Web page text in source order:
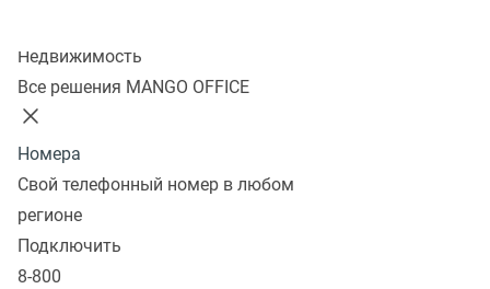
Недвижимость
Все решения MANGO OFFICE
Номера
Свой телефонный номер в любом
регионе
Подключить
8-800
Подключить Стоимость
С сервисом Этикетка MANGO
OFFICE
От 15%